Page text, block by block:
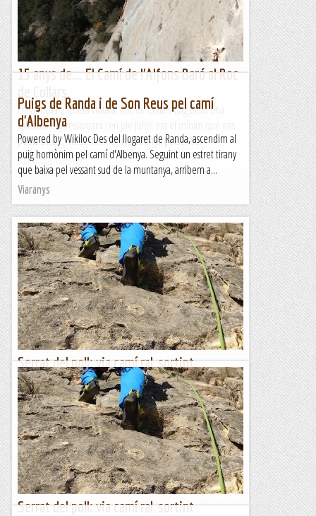
15 anys de... El Camí de l'Alfons Baró al Roc
En la meva primera visita al Roc de Collars vaig pillar una
calorada impressionant (en ple Juliol era el mínim que ens
podia passar, naturalment). I fa 15 anys, potser de...
Romàntic Guerrer
Puigs de Randa i de Son Reus pel camí
d'Albenya
Powered by Wikiloc Des del llogaret de Randa, ascendim al
puig homònim pel camí d'Albenya. Seguint un estret tirany
que baixa pel vessant sud de la muntanya, arribem a...
Viaranys
Serrat del poll: via camí ral, sortint
caminant
Entre els mesos de gener i juny està restringida l'escalada
per nidificació d'ocells.Inici segon llargLa paret del Serrat del
Poll deu estar de moda des de que es van...
Escalada per a tontos
Serrat del poll: via camí ral, sortint